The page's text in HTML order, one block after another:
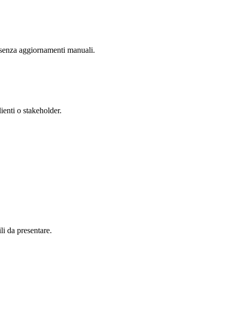
aggiornamenti manuali.
o stakeholder.
da presentare.